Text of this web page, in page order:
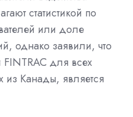
статистикой по
или доле
однако заявили, что
для всех
Канады, является